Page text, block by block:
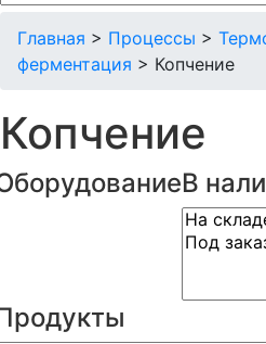
Главная > Процессы >
ферментация > Копчение
Копчение
В